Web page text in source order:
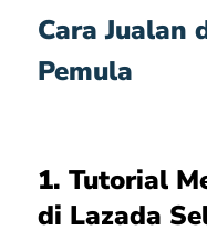
Cara Jualan
Pemula
1. Tutorial
di Lazada